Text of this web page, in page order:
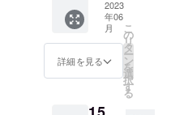
描くお
茶の世
界と、
合致し
てお
のお茶
でも一
種類お
飲み頂
けます)
ナル
お茶手
拭い×1
・お礼
のお手
の保存
ジナ
ル 新
茶水出
し茶(煎
茶
ティー
バッグ
包入
2023
年06
月
詳細を見る
こ
の
リ
タ
ー
ン
を
選
択
す
る